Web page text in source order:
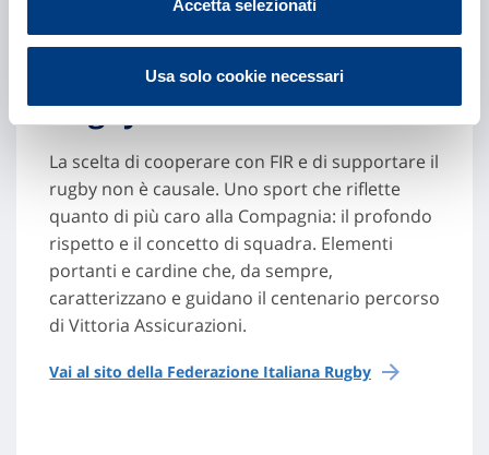
Accetta selezionati
Usa solo cookie necessari
sponsor ufficiale della
Federazione Italiana
Rugby
La scelta di cooperare con FIR e di supportare il
rugby non è causale. Uno sport che riflette
quanto di più caro alla Compagnia: il profondo
rispetto e il concetto di squadra. Elementi
portanti e cardine che, da sempre,
caratterizzano e guidano il centenario percorso
di Vittoria Assicurazioni.
Vai al sito della Federazione Italiana Rugby